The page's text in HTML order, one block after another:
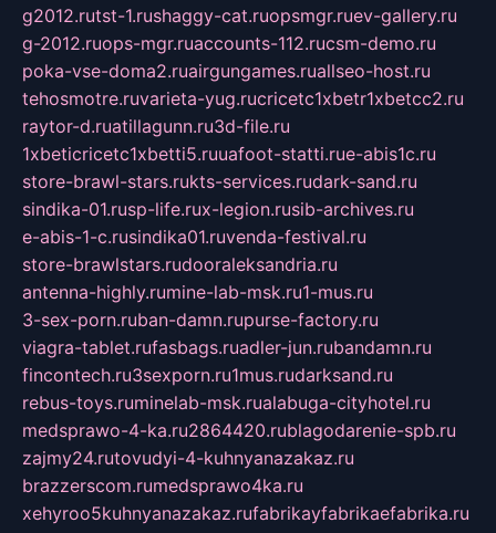
g2012.rutst-1.rushaggy-cat.ruopsmgr.ruev-gallery.ru
g-2012.ruops-mgr.ruaccounts-112.rucsm-demo.ru
poka-vse-doma2.ruairgungames.ruallseo-host.ru
tehosmotre.ruvarieta-yug.rucricetc1xbetr1xbetcc2.ru
raytor-d.ruatillagunn.ru3d-file.ru
1xbeticricetc1xbetti5.ruuafoot-statti.rue-abis1c.ru
store-brawl-stars.rukts-services.rudark-sand.ru
sindika-01.rusp-life.rux-legion.rusib-archives.ru
e-abis-1-c.rusindika01.ruvenda-festival.ru
store-brawlstars.rudooraleksandria.ru
antenna-highly.rumine-lab-msk.ru1-mus.ru
3-sex-porn.ruban-damn.rupurse-factory.ru
viagra-tablet.rufasbags.ruadler-jun.rubandamn.ru
fincontech.ru3sexporn.ru1mus.rudarksand.ru
rebus-toys.ruminelab-msk.rualabuga-cityhotel.ru
medsprawo-4-ka.ru2864420.rublagodarenie-spb.ru
zajmy24.rutovudyi-4-kuhnyanazakaz.ru
brazzerscom.rumedsprawo4ka.ru
xehyroo5kuhnyanazakaz.rufabrikayfabrikaefabrika.ru